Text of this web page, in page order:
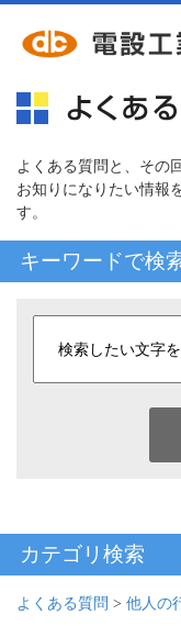
よくある質問と、その
お知りになりたい情報
す。
キーワードで検
カテゴリ検索
よくある質問 > 他人の